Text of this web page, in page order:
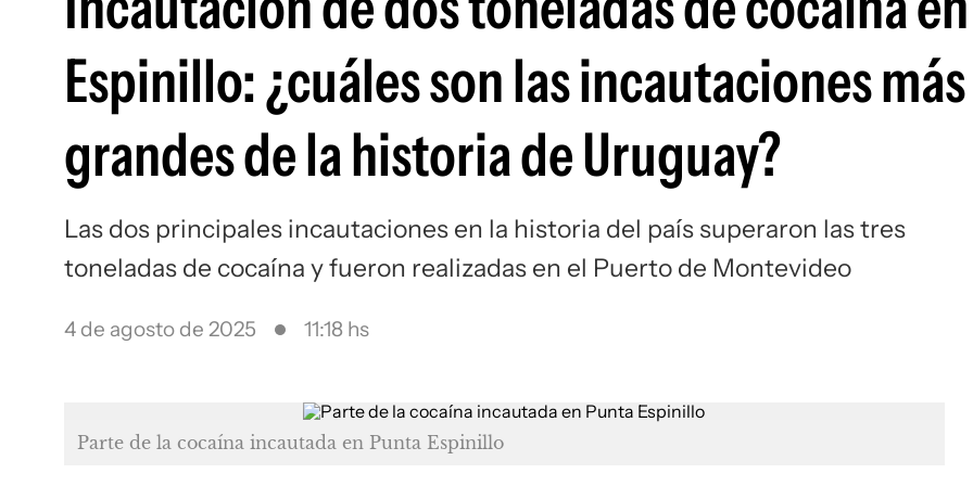
Espinillo: ¿cuáles son las incautaciones más
grandes de la historia de Uruguay?
Las dos principales incautaciones en la historia del país superaron las tres
toneladas de cocaína y fueron realizadas en el Puerto de Montevideo
4 de agosto de 2025 11:18 hs
Parte de la cocaína incautada en Punta Espinillo